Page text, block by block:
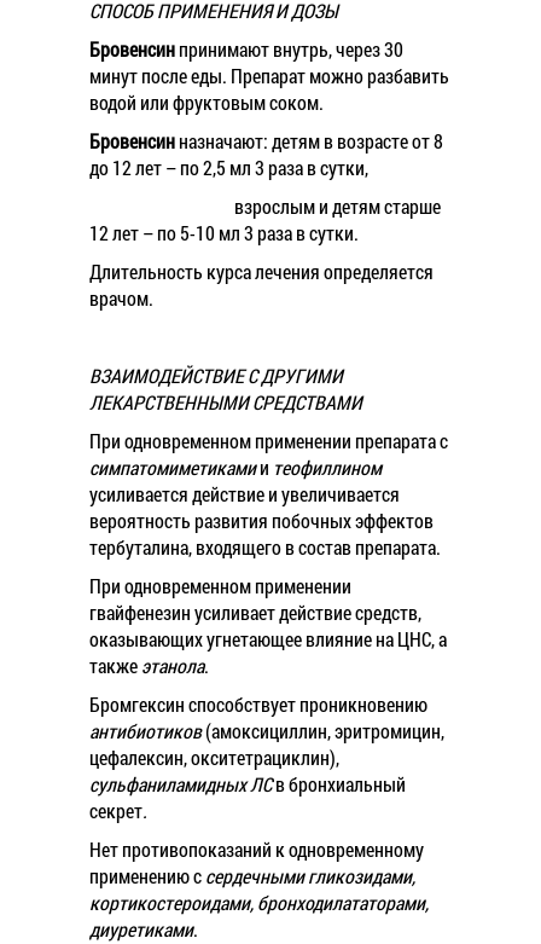
СПОСОБ ПРИМЕНЕНИЯ И ДОЗЫ
Бровенсинпринимают внутрь, через 30
минут после еды. Препарат можно разбавить
водой или фруктовым соком.
Бровенсинназначают: детям в возрасте от 8
до 12 лет – по 2,5 мл 3 раза в сутки,
взрослым и детям старше
12 лет – по 5-10 мл 3 раза в сутки.
Длительность курса лечения определяется
врачом.
ВЗАИМОДЕЙСТВИЕ С ДРУГИМИ
ЛЕКАРСТВЕННЫМИ СРЕДСТВАМИ
При одновременном применении препарата с
симпатомиметикамии теофиллином
усиливается действие и увеличивается
вероятность развития побочных эффектов
тербуталина, входящего в состав препарата.
При одновременном применении
гвайфенезин усиливает действие средств,
оказывающих угнетающее влияние на ЦНС, а
такжеэтанола.
Бромгексин способствует проникновению
антибиотиков(амоксициллин, эритромицин,
цефалексин, окситетрациклин),
сульфаниламидных ЛСв бронхиальный
секрет.
Нет противопоказаний к одновременному
применению ссердечными гликозидами,
кортикостероидами, бронходилататорами,
диуретиками.